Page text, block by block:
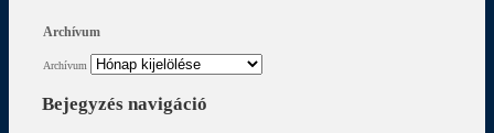
Archívum
Archívum
Bejegyzés navigáció